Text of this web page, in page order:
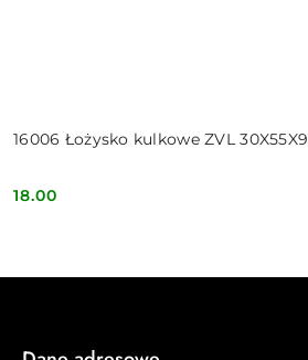
16006 Łożysko kulkowe ZVL 30X55X9
Cena:
18.00